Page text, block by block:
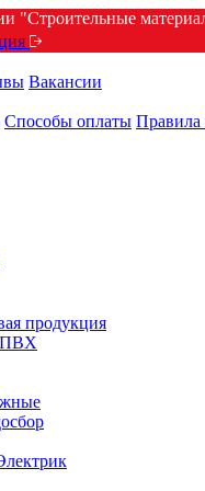
"Строительные
Вакансии
Способы оплаты Правила
продукция